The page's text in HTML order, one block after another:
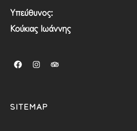
Υπεύθυνος:
Κούκιας Ιωάννης
SITEMAP